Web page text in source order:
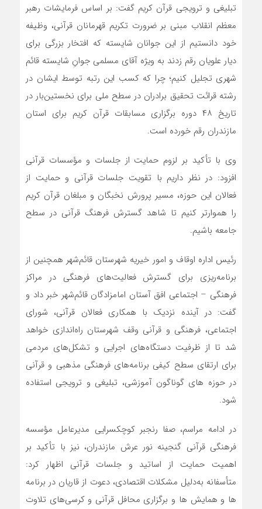
تبلیغی و ترویجی قرآن کریم گفت: بر اساس فرمایشات رهبر
معظم انقلاب مبنی بر ضرورت تکریم قهرمانان قرآنی، وظیفه
خود دانستیم از این جوانان شایسته که افتخار بزرگی برای
دیار علویان رقم زدند به ویژه آقای مسلمی جوانِ شایسته قائم
شهری تجلیل کنیم؛ چرا که کسب این رتبه توسط ایشان در
رشته قرائت تحقیق برادران در سطح ملی برای نخستین‌بار در
تاریخ ۴۸ دوره برگزاری مسابقات قرآن کریم برای استان
مازندران رقم خورده است.
وی با تأکید بر لزوم حمایت از جلسات و مؤسسات قرآنی
افزود: در نظر داریم با تقویت جلسات قرآنی و حمایت از
فعالان این حوزه، مسیر پرورش نخبگان و مبلغان قرآن کریم
را هموارتر کنیم تا شاهد گسترش فرهنگ قرآنی در سطح
جامعه باشیم.
رئیس اداره اوقاف و امور خیریه شهرستان قائم‌شهر همچنین از
برنامه‌ریزی برای گسترش فعالیت‌های فرهنگی در مراکز
فرهنگی – اجتماعی افق آستان امامزادگان قائم‌شهر خبر داد و
گفت: در آینده نزدیک با همکاری فعالان قرآنی، شورای
اجتماعی، فرهنگی و قرآنی وقف شهرستان راه‌اندازی خواهد
شد تا از ظرفیت دستگاه‌های اجرایی و تشکل‌های مردمی
برای ارتقای سطح کیفی برنامه‌های فرهنگی مذهبی و قرآنی
در حوزه های گوناگون آموزشی، تبلیغی و ترویجی استفاده
شود.
در ادامه مراسم، صفا رنجبر کوچکسرایی مدیرعامل مؤسسه
فرهنگی قرآنی گنجینه نور عرش مازندران، نیز با تأکید بر
اهمیت حمایت از اساتید و جلسات قرآنی اظهار کرد:
متأسفانه به‌دلیل مشکلات اقتصادی، دعوت از قاریان در برنامه
ها و همایش ها و برگزاری محافل قرآنی و کرسی‌های تلاوت